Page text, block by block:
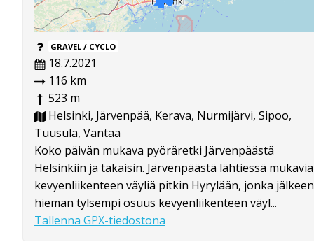
GRAVEL / CYCLO
18.7.2021
116 km
523 m
Helsinki, Järvenpää, Kerava, Nurmijärvi, Sipoo,
Tuusula, Vantaa
Koko päivän mukava pyöräretki Järvenpäästä
Helsinkiin ja takaisin. Järvenpäästä lähtiessä mukavia
kevyenliikenteen väyliä pitkin Hyrylään, jonka jälkeen
hieman tylsempi osuus kevyenliikenteen väyl...
Tallenna GPX-tiedostona